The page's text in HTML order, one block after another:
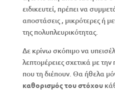
ειδικευτεί, πρέπει να
αποστάσεις , μικρότερες ή
της πολυπλευρικότητας.
Δε κρίνω σκόπιμο να
λεπτομέρειες σχετικά με την
που τη διέπουν. Θα ήθελα
καθορισμός του στόχου